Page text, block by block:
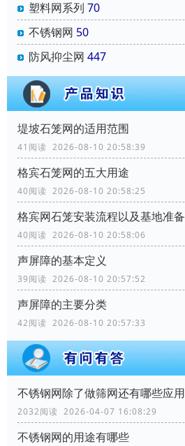
塑料网系列 70
不锈钢网 50
防风抑尘网 447
堤坡石笼网的适用范围
41阅读 2026-08-10 20:58:39
格宾石笼网的五大用途
40阅读 2026-08-10 20:58:25
格宾网石笼安装流程以及基地准备
40阅读 2026-08-10 20:58:06
声屏障的基本定义
39阅读 2026-08-10 20:57:52
声屏障的主要分类
42阅读 2026-08-10 20:57:33
不锈钢网除了做筛网还有哪些应用
2032阅读 2026-04-07 16:08:29
不锈钢网的用途有哪些